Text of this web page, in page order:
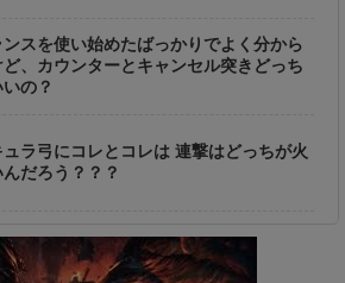
ンスを使い始めたばっかりでよく分から
、カウンターとキャンセル突きどっち
の？
ュラ弓にコレとコレは 連撃はどっちが火
だろう？？？